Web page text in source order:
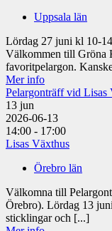
Uppsala län
Lördag 27 juni kl 10-
Välkommen till Gröna
favoritpelargon.
Mer info
Pelargonträff vid Lisas
13 jun
2026-06-13
14:00 - 17:00
Lisas Växthus
Örebro län
Välkomna till
Örebro). Lördag 13
sticklingar och [...]